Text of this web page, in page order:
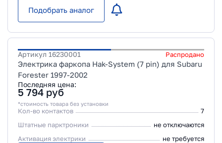
Подобрать аналог
Артикул 16230001 Распродано
Электрика фаркопа Hak-System (7 pin) для Subaru
Forester 1997-2002
Последняя цена:
5 794 руб
*стоимость товара без установки
Кол-во контактов
7
Штатные парктроники
не отключаются
Активация электрики
не требуется